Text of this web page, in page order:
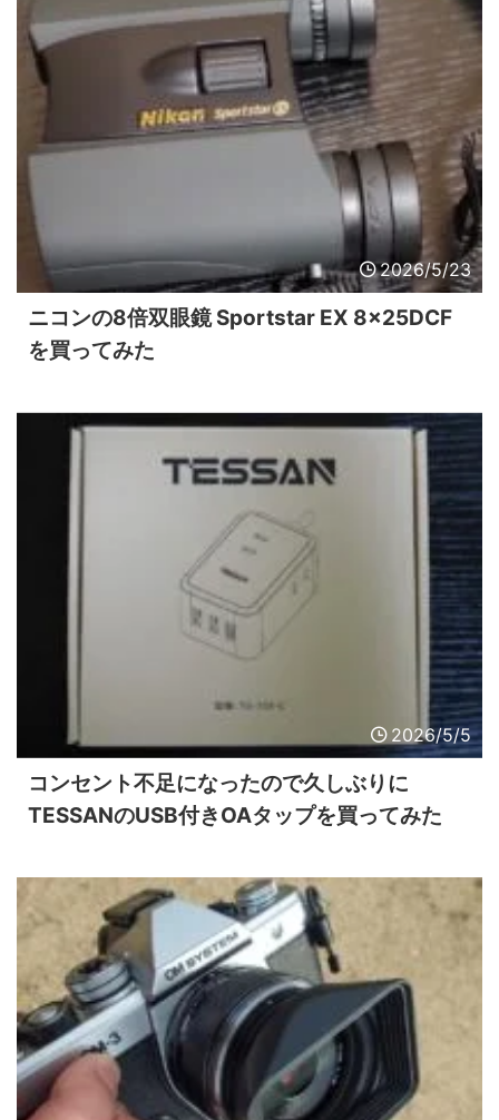
2026/5/23
ニコンの8倍双眼鏡 Sportstar EX 8x25DCF
を買ってみた
2026/5/5
コンセント不足になったので久しぶりに
TESSANのUSB付きOAタップを買ってみた